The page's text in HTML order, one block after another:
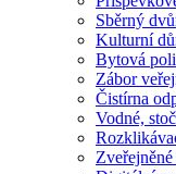
Sběrný
Kulturní
Bytová
Zábor
Čistírna
Vodné,